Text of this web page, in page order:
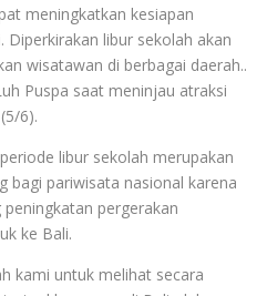
meningkatkan kesiapan
libur sekolah akan
wisatawan di berbagai daerah..
Puspa saat meninjau atraksi
6).
libur sekolah merupakan
bagi pariwisata nasional karena
pergerakan
ke Bali.
kami untuk melihat secara